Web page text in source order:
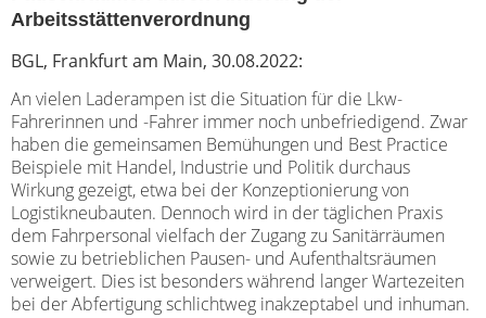
Arbeitsstättenverordnung
BGL, Frankfurt am Main, 30.08.2022:
An vielen Laderampen ist die Situation für die Lkw-
Fahrerinnen und -Fahrer immer noch unbefriedigend. Zwar
haben die gemeinsamen Bemühungen und Best Practice
Beispiele mit Handel, Industrie und Politik durchaus
Wirkung gezeigt, etwa bei der Konzeptionierung von
Logistikneubauten. Dennoch wird in der täglichen Praxis
dem Fahrpersonal vielfach der Zugang zu Sanitärräumen
sowie zu betrieblichen Pausen- und Aufenthaltsräumen
verweigert. Dies ist besonders während langer Wartezeiten
bei der Abfertigung schlichtweg inakzeptabel und inhuman.